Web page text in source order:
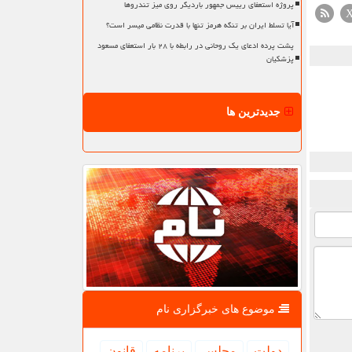
پروژه استعفای رییس جمهور باردیگر روی میز تندروها
آیا تسلط ایران بر تنگه هرمز تنها با قدرت نظامی میسر است؟
پشت پرده ادعای یک روحانی در رابطه با ۲۸ بار استعفای مسعود
پزشکیان
جدیدترین ها
موضوع های خبرگزاری نام